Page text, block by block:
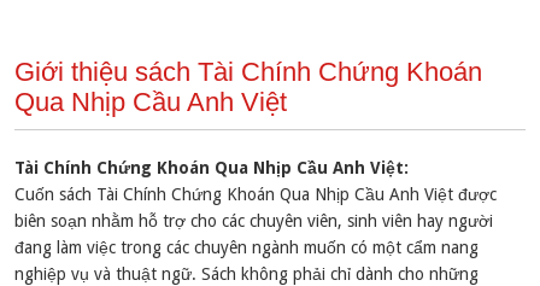
Giới thiệu sách Tài Chính Chứng Khoán
Qua Nhịp Cầu Anh Việt
Tài Chính Chứng Khoán Qua Nhịp Cầu Anh Việt:
Cuốn sách Tài Chính Chứng Khoán Qua Nhịp Cầu Anh Việt được
biên soạn nhằm hỗ trợ cho các chuyên viên, sinh viên hay người
đang làm việc trong các chuyên ngành muốn có một cẩm nang
nghiệp vụ và thuật ngữ. Sách không phải chỉ dành cho những